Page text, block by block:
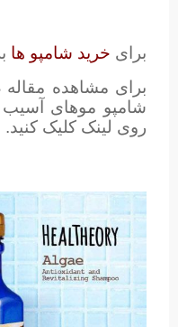
برای خرید شامپو ها
برای مشاهده
شامپو موهای آسیب
روی لینک کلیک کنید.